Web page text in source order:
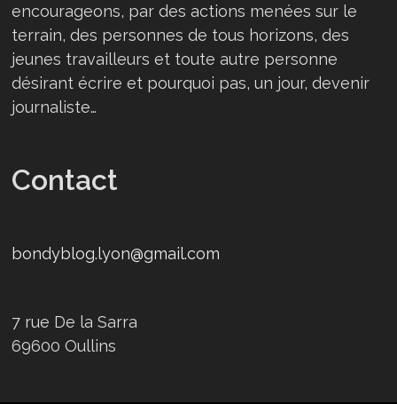
encourageons, par des actions menées sur le
terrain, des personnes de tous horizons, des
jeunes travailleurs et toute autre personne
désirant écrire et pourquoi pas, un jour, devenir
journaliste…
Contact
bondyblog.lyon@gmail.com
7 rue De la Sarra
69600 Oullins